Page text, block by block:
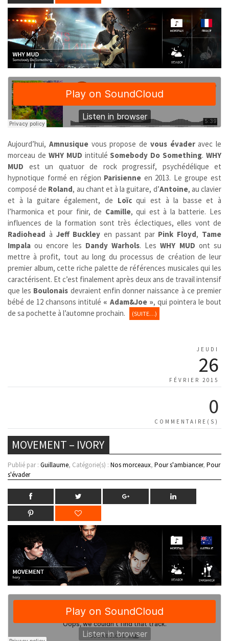
Aujourd’hui, Amnusiquevous propose de vous évaderavec le
morceau de WHY MUD intituléSomebody Do Something. WHY
MUD est un quatuor de rock progressif, psychédélique et
hypnotique formé en région Parisienne en 2013. Le groupe est
composé de Roland, au chant et à la guitare, d’Antoine, au clavier
et à la guitare également, de Loïcqui est à la basse et à
l’harmonica et pour finir, de Camille, qui est à la batterie. Les
influences de la formation sont très éclectiques, elles vont de
Radiohead à Jeff Buckley en passant par Pink Floyd, Tame
Impala ou encore les Dandy Warhols. LesWHY MUD ont su
mettre à profit, tout au long du processus de création de leur
premier album, cette riche palette de références musicales qui les
caractérisent. Et c’est finalement après deux ans de travail intensif
que les Boulonais devraient enfin donner naissance à ce premier
bébé de 12 chansons intitulé « Adam&Joe », qui pointera le bout
de sa pochette à l’automne prochain.
(SUITE…)
JEUDI
26
FÉVRIER 2015
0
COMMENTAIRE(S)
MOVEMENT – IVORY
Publié par : Guillaume, Catégorie(s) : Nos morceaux, Pour s'ambiancer, Pour
s'évader